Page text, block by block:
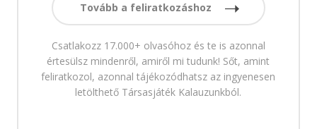
Tovább a feliratkozáshoz
Csatlakozz 17.000+ olvasóhoz és te is azonnal
értesülsz mindenről, amiről mi tudunk! Sőt, amint
feliratkozol, azonnal tájékozódhatsz az ingyenesen
letölthető Társasjáték Kalauzunkból.